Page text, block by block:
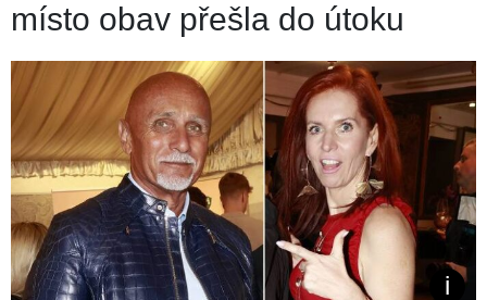
místo obav přešla do útoku